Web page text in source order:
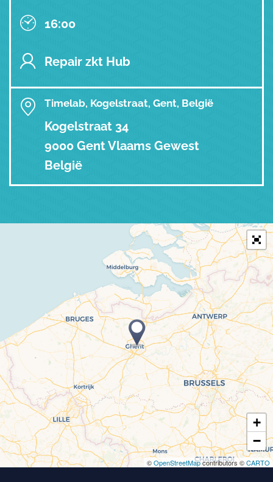
16:00
Repair zkt Hub
Timelab, Kogelstraat, Gent, België
Kogelstraat 34
9000 Gent Vlaams Gewest
België
+
−
©OpenStreetMapcontributors ©CARTO